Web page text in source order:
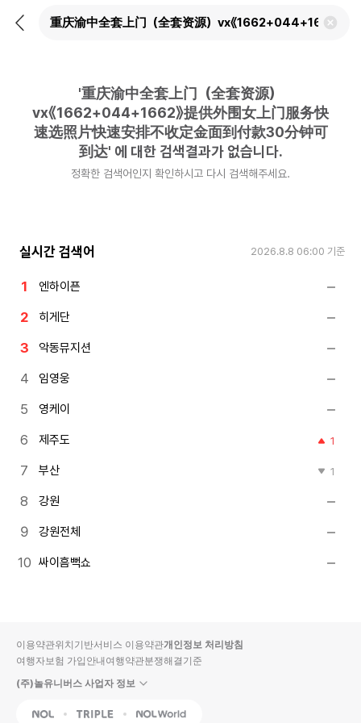
뒤
검
'重庆渝中全套上门（全套资源）
vx《1662+044+1662》提供外围女上门服务快
速选照片快速安排不收定金面到付款30分钟可
到达' 에 대한 검색결과가 없습니다.
정확한 검색어인지 확인하시고 다시 검색해주세요.
실시간 검색어 2026.8.8 06:00 기준
엔하이픈
히게단
악동뮤지션
임영웅
영케이
제주도 1
부산 1
강원
강원전체
싸이흠뻑쇼
이용약관위치기반서비스 이용약관개인정보 처리방침
여행자보험 가입안내여행약관분쟁해결기준
(주)놀유니버스 사업자 정보
NOL Triple Interpark Global